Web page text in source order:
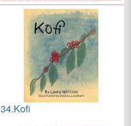
34.Kofi